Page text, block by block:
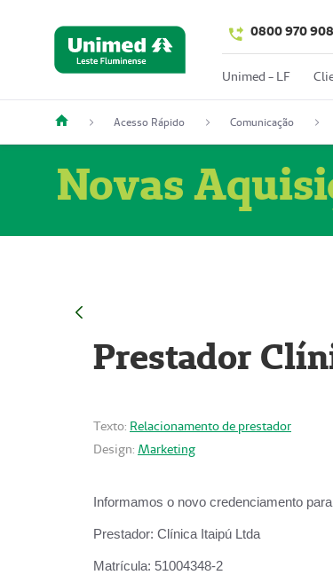
0800 970
Unimed - LF
Acesso Rápido Comunicação
Novas
Prestador
Texto: Relacionamento de prestador
Design: Marketing
Informamos o novo credenciamento
Prestador: Clínica Itaipú Ltda
Matrícula: 51004348-2